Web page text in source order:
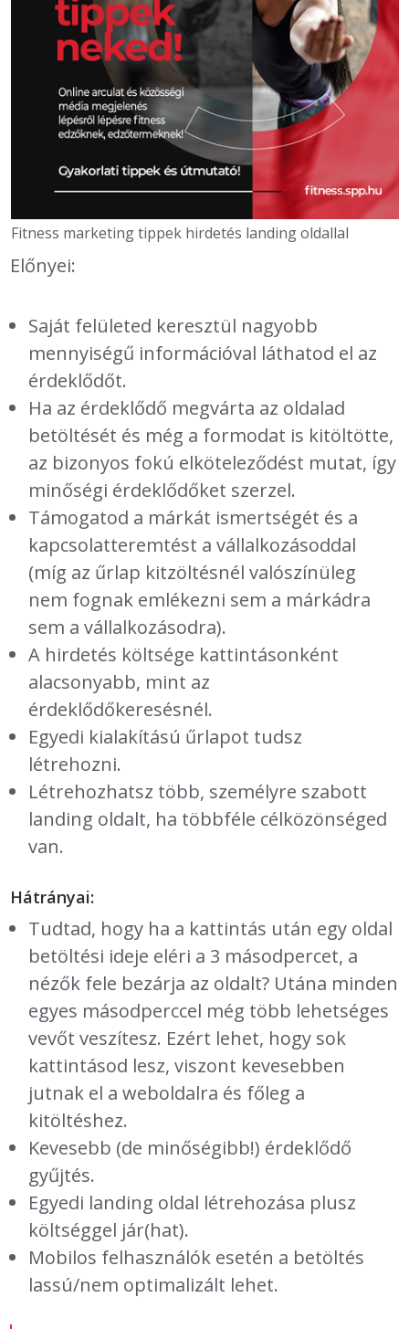
Fitness marketing tippek hirdetés landing oldallal
Előnyei:
Saját felületed keresztül nagyobb
mennyiségű információval láthatod el az
érdeklődőt.
Ha az érdeklődő megvárta az oldalad
betöltését és még a formodat is kitöltötte,
az bizonyos fokú elköteleződést mutat, így
minőségi érdeklődőket szerzel.
Támogatod a márkát ismertségét és a
kapcsolatteremtést a vállalkozásoddal
(míg az űrlap kitzöltésnél valószínüleg
nem fognak emlékezni sem a márkádra
sem a vállalkozásodra).
A hirdetés költsége kattintásonként
alacsonyabb, mint az
érdeklődőkeresésnél.
Egyedi kialakítású űrlapot tudsz
létrehozni.
Létrehozhatsz több, személyre szabott
landing oldalt, ha többféle célközönséged
van.
Hátrányai:
Tudtad, hogy ha a kattintás után egy oldal
betöltési ideje eléri a 3 másodpercet, a
nézők fele bezárja az oldalt? Utána minden
egyes másodperccel még több lehetséges
vevőt veszítesz. Ezért lehet, hogy sok
kattintásod lesz, viszont kevesebben
jutnak el a weboldalra és főleg a
kitöltéshez.
Kevesebb (de minőségibb!) érdeklődő
gyűjtés.
Egyedi landing oldal létrehozása plusz
költséggel jár(hat).
Mobilos felhasználók esetén a betöltés
lassú/nem optimalizált lehet.